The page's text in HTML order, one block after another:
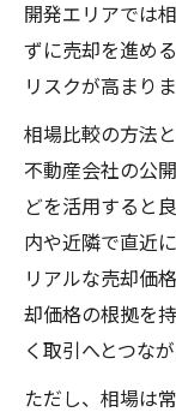
開発エリアでは
ずに売却を進め
リスクが高まりま
相場比較の方法
不動産会社の公
どを活用すると
内や近隣で直近
リアルな売却価
却価格の根拠を
く取引へとつなが
ただし、相場は